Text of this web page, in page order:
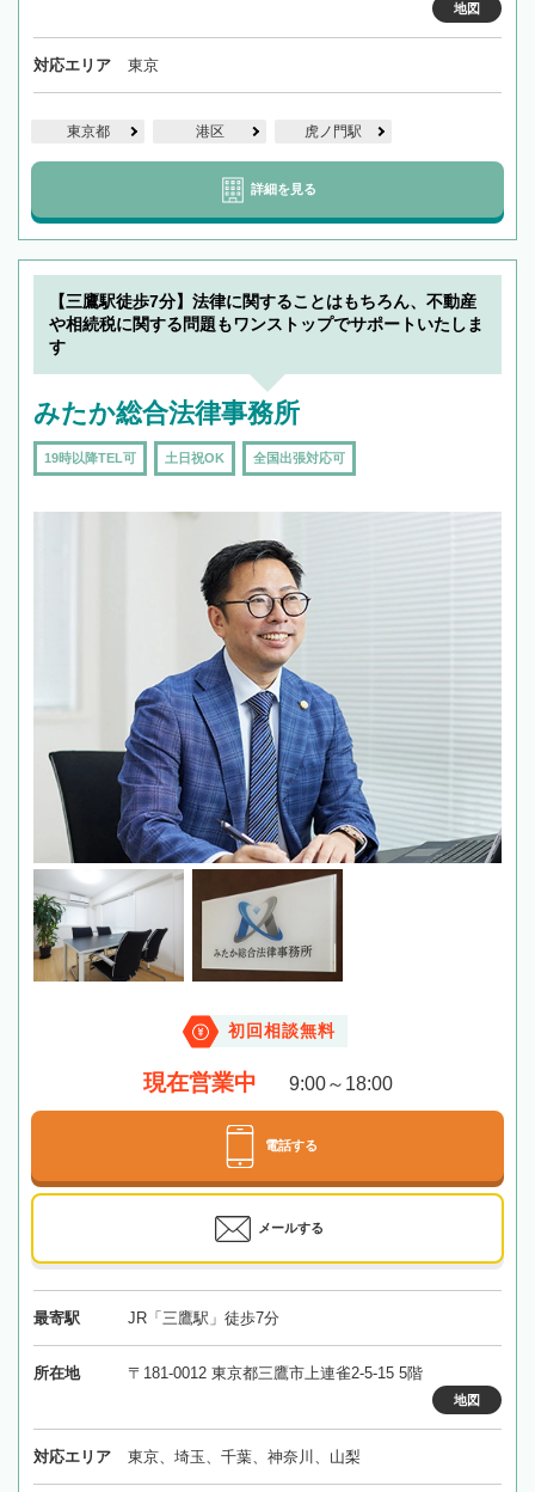
地図
対応エリア 東京
東京都 港区 虎ノ門駅
詳細を見る
【三鷹駅徒歩7分】法律に関することはもちろん、不動産
や相続税に関する問題もワンストップでサポートいたしま
す
みたか総合法律事務所
19時以降TEL可 土日祝OK 全国出張対応可
初回相談無料
現在営業中 9:00～18:00
電話する
メールする
最寄駅 JR「三鷹駅」徒歩7分
所在地 〒181-0012 東京都三鷹市上連雀2-5-15 5階
地図
対応エリア 東京、埼玉、千葉、神奈川、山梨